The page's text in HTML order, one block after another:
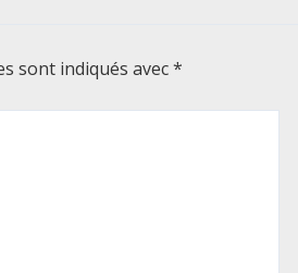
sont indiqués avec*